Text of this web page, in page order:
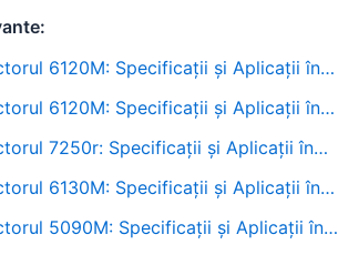
6120M: Specificații și Aplicații în…
6120M: Specificații și Aplicații în…
7250r: Specificații și Aplicații în…
6130M: Specificații și Aplicații în…
5090M: Specificații și Aplicații în…